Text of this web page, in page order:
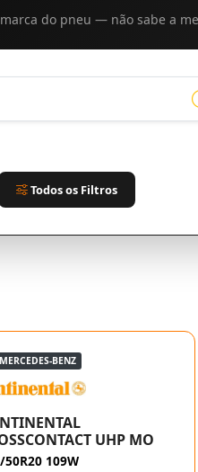
do pneu — não sabe a
Todos os Filtros
BENZ
UHP MO
50R20 109W